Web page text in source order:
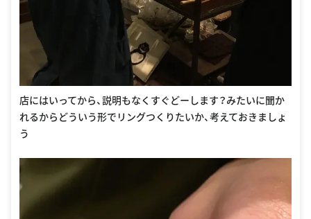
店にはいってから、説明もなくすぐどーします？みたいに聞か
れるからどういう形でリングつくりたいか、考えておきましょ
う